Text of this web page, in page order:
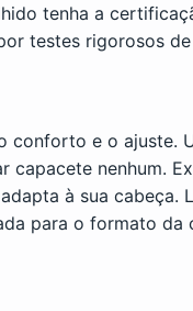
tenha a
testes rigorosos
conforto e o ajuste.
capacete nenhum.
à sua cabeça.
para o formato da